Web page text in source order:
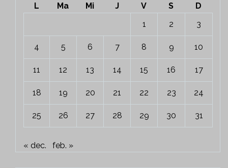
L Ma Mi J V S
D
1
2 3
4 5 6 7 8 9 10
11 12 13 14 15 16 17
18 19 20 21 22 23 24
25 26 27 28 29 30 31
« dec. feb. »